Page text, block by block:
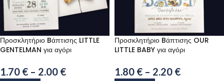
Προσκλητήριο Bάπτισης LITTLE
GENTELMAN για αγόρι
1.70 € – 2.00 €
Προσκλητήριο Bάπτισης OUR
LITTLE BABY για αγόρι
1.80 € – 2.20 €